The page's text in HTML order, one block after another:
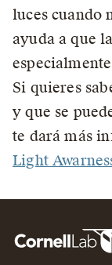
luces cuando
ayuda a que
Si quieres
y que se
te dará más
Light